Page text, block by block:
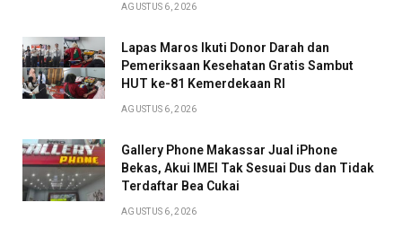
AGUSTUS 6, 2026
Lapas Maros Ikuti Donor Darah dan
Pemeriksaan Kesehatan Gratis Sambut
HUT ke-81 Kemerdekaan RI
AGUSTUS 6, 2026
Gallery Phone Makassar Jual iPhone
Bekas, Akui IMEI Tak Sesuai Dus dan Tidak
Terdaftar Bea Cukai
AGUSTUS 6, 2026